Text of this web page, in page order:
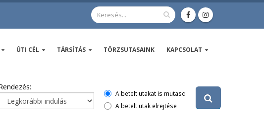
ÚTI CÉL TÁRSÍTÁS TÖRZSUTASAINK KAPCSOLAT
A betelt utakat is mutasd
A betelt utak elrejtése